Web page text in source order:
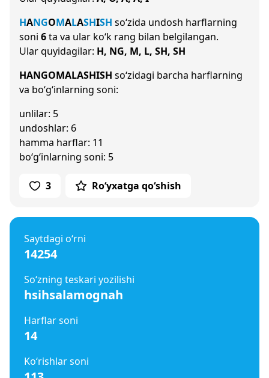
HANGOMALASHISH so‘zida undosh harflarning
soni 6ta va ular ko‘k rang bilan belgilangan.
Ular quyidagilar: H, NG, M, L, SH, SH
HANGOMALASHISH so‘zidagi barcha harflarning
va bo‘g‘inlarning soni:
unlilar: 5
undoshlar: 6
hamma harflar: 11
bo‘g‘inlarning soni: 5
3 Ro‘yxatga qo‘shish
Saytdagi o‘rni
14254
So‘zning teskari yozilishi
hsihsalamognah
Harflar soni
14
Ko‘rishlar soni